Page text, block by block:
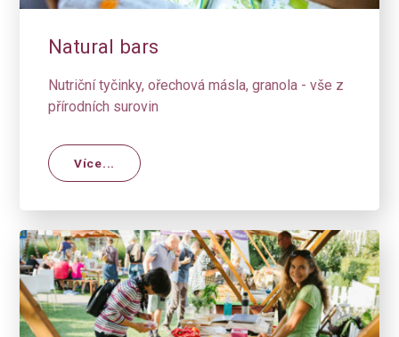
Natural bars
Nutriční tyčinky, ořechová másla, granola - vše z
přírodních surovin
Více...